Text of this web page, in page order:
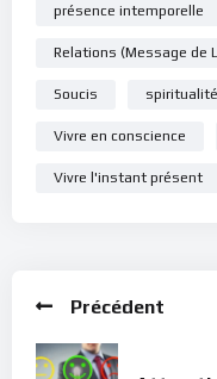
présence intemporelle
Relations (Message de
Soucis spiritualité
Vivre en conscience
Vivre l'instant présent
Précédent